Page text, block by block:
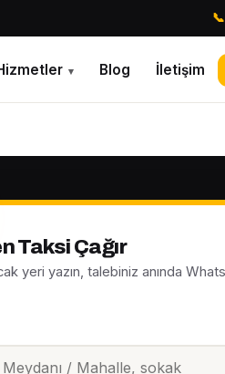
▾ Blog İletişim
Taksi Çağır
yeri yazın, talebiniz anında